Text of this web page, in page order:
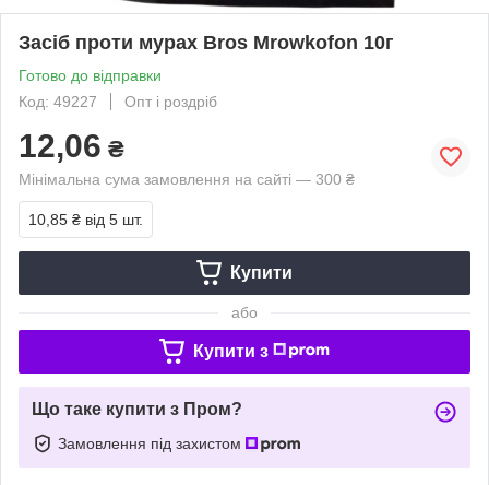
Засіб проти мурах Bros Mrowkofon 10г
Готово до відправки
Код: 49227
Опт і роздріб
12,06 ₴
Мінімальна сума замовлення на сайті — 300 ₴
10,85 ₴ від 5 шт.
Купити
або
Купити з
Що таке купити з Пром?
Замовлення під захистом